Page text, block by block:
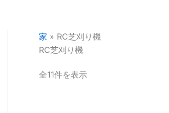
家 » RC芝刈り機
RC芝刈り機
全11件を表示